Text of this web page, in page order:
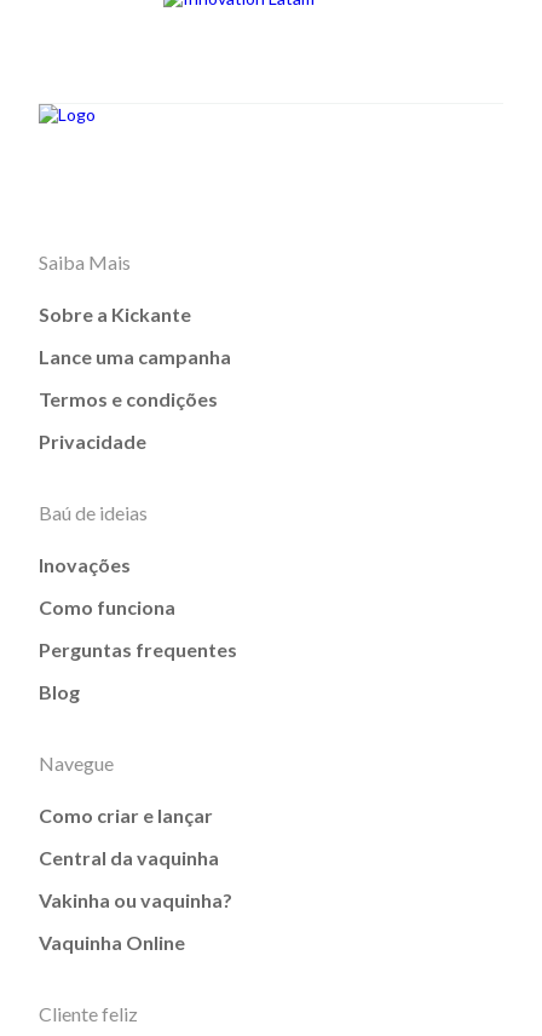
Saiba Mais
Sobre a Kickante
Lance uma campanha
Termos e condições
Privacidade
Baú de ideias
Inovações
Como funciona
Perguntas frequentes
Blog
Navegue
Como criar e lançar
Central da vaquinha
Vakinha ou vaquinha?
Vaquinha Online
Cliente feliz